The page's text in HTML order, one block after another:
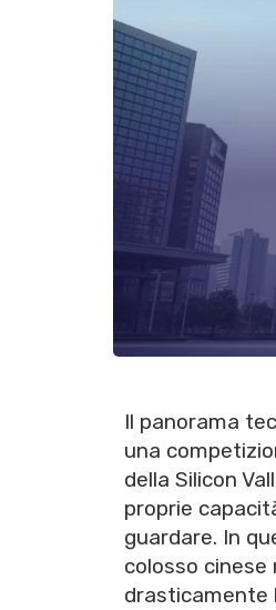
Il panorama
una
della Silicon
proprie
guardare. In
colosso
drasticamente